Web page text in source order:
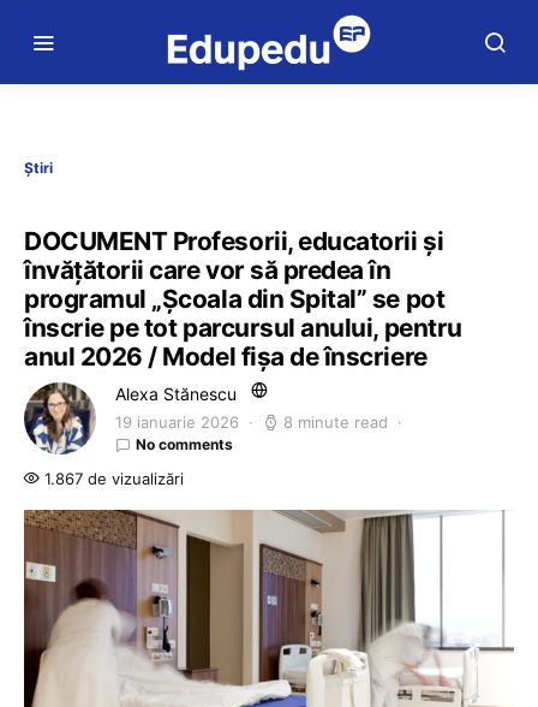
Știri
DOCUMENT Profesorii, educatorii și
învățătorii care vor să predea în
programul „Școala din Spital” se pot
înscrie pe tot parcursul anului, pentru
anul 2026 / Model fișa de înscriere
Alexa Stănescu
19 ianuarie 2026 8 minute read
No comments
1.867 de vizualizări